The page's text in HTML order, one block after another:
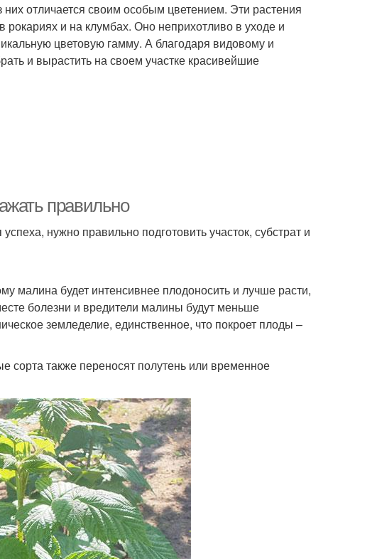
отличается своим особым цветением. Эти растения
рокариях и на клумбах. Оно неприхотливо в уходе и
цветовую гамму. А благодаря видовому и
и вырастить на своем участке красивейшие
правильно
нужно правильно подготовить участок, субстрат и
малина будет интенсивнее плодоносить и лучше расти,
болезни и вредители малины будут меньше
земледелие, единственное, что покроет плоды –
сорта также переносят полутень или временное